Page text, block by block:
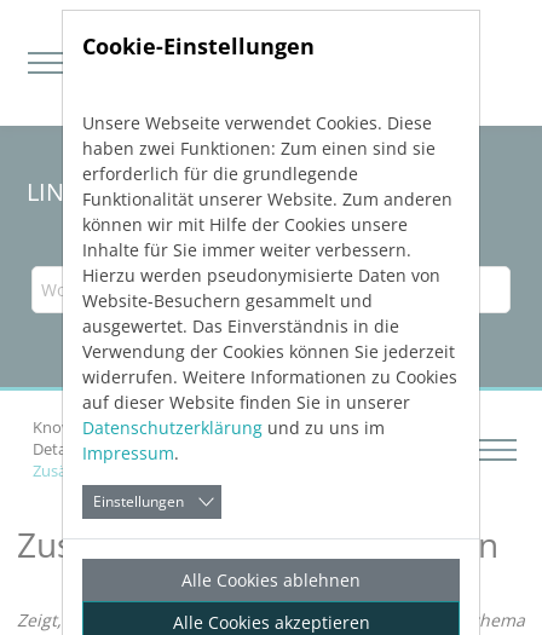
Direkt zur Hauptnavigation springen
Direkt zum Inhalt springen
LINEAR Solutions25für Revit
Knowledge Base Revit
Strangschemata erstellen
Details zum Schemagenerator Heizung
Zusätzlichen Abzweig einfügen
Zusätzlichen Abzweig einfügen
Zeigt, wie Sie einen zusätzlichen Abzweig in ein Strangschema
Cookie-Einstellungen
Unsere Webseite verwendet Cookies. Diese
haben zwei Funktionen: Zum einen sind sie
erforderlich für die grundlegende
Funktionalität unserer Website. Zum anderen
können wir mit Hilfe der Cookies unsere
Inhalte für Sie immer weiter verbessern.
Hierzu werden pseudonymisierte Daten von
Website-Besuchern gesammelt und
ausgewertet. Das Einverständnis in die
Verwendung der Cookies können Sie jederzeit
widerrufen. Weitere Informationen zu Cookies
auf dieser Website finden Sie in unserer
Datenschutzerklärung und zu uns im
Impressum.
Einstellungen
Alle Cookies ablehnen
Alle Cookies akzeptieren